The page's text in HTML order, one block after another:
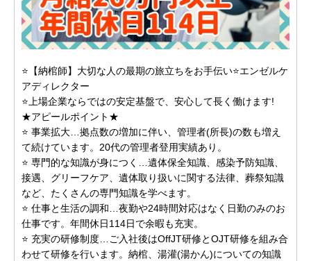
⭐【納棺師】大切な人の最期の旅立ちをお手伝い⭐エンゼルケ
アディレクター
⭐上場企業ならではの安定基盤で、安心して長く働けます!
★アピールポイント★
⭐ 事業拡大…拠点数の増加に伴い、管理者(所長)の数も増え
て続けています。20代の管理者登用実績あり。
⭐ 専門的な知識が身につく…遺体保全知識、感染予防知識、
接遇、グリーフケア、遺体取り扱いに関する法律、葬祭知識
など、たくさんの専門知識を学べます。
⭐ 仕事と生活の調和…夜勤や24時間対応はなく日勤のみのお
仕事です。年間休日114日で余暇も充実。
⭐ 充実の研修制度…ご入社後はOffJT研修とOJT研修を組み合
わせて研修を行います。納棺、湯灌(湯かん)についての知識